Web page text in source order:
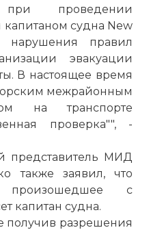
проведении
судна New
правил
эвакуации
В настоящее время
межрайонным
на транспорте
проверка"", -
представитель МИД
также заявил, что
произошедшее с
капитан судна.
получив разрешения